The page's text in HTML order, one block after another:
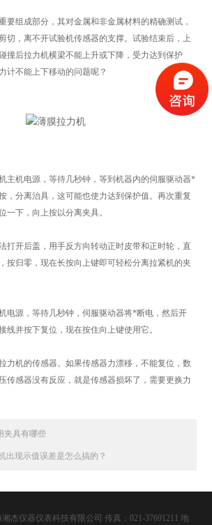
组成部分，其对金属和非金属材料的精确测试，
切，离不开试验机传感器的支撑。试验结束后，上
撞后拉力机横梁不能上升或下降，受力达到保护
计不能上下移动的问题呢？
机电源，等待几秒钟，等到机器内的伺服驱动器*
，分离治具，这可能也使力达到保护值。再次重复
一下，向上按以分离夹具。
开后盖，用手反方向转动正时皮带和正时轮，直
按归零，现在长按向上键即可轻松分离拉紧机的夹
源，等待几秒钟，伺服驱动器将*断电，然后开
线并按下复位，现在按住向上键使用它。
机的传感器。如果传感器力漂移，不能复位，数
传感器没有反应，就是传感器损坏了，需要更换力
夹具有哪些
出现示值误差是怎么搞的？
杰仪器仪表科技有限公司 传真：021-37691211 地